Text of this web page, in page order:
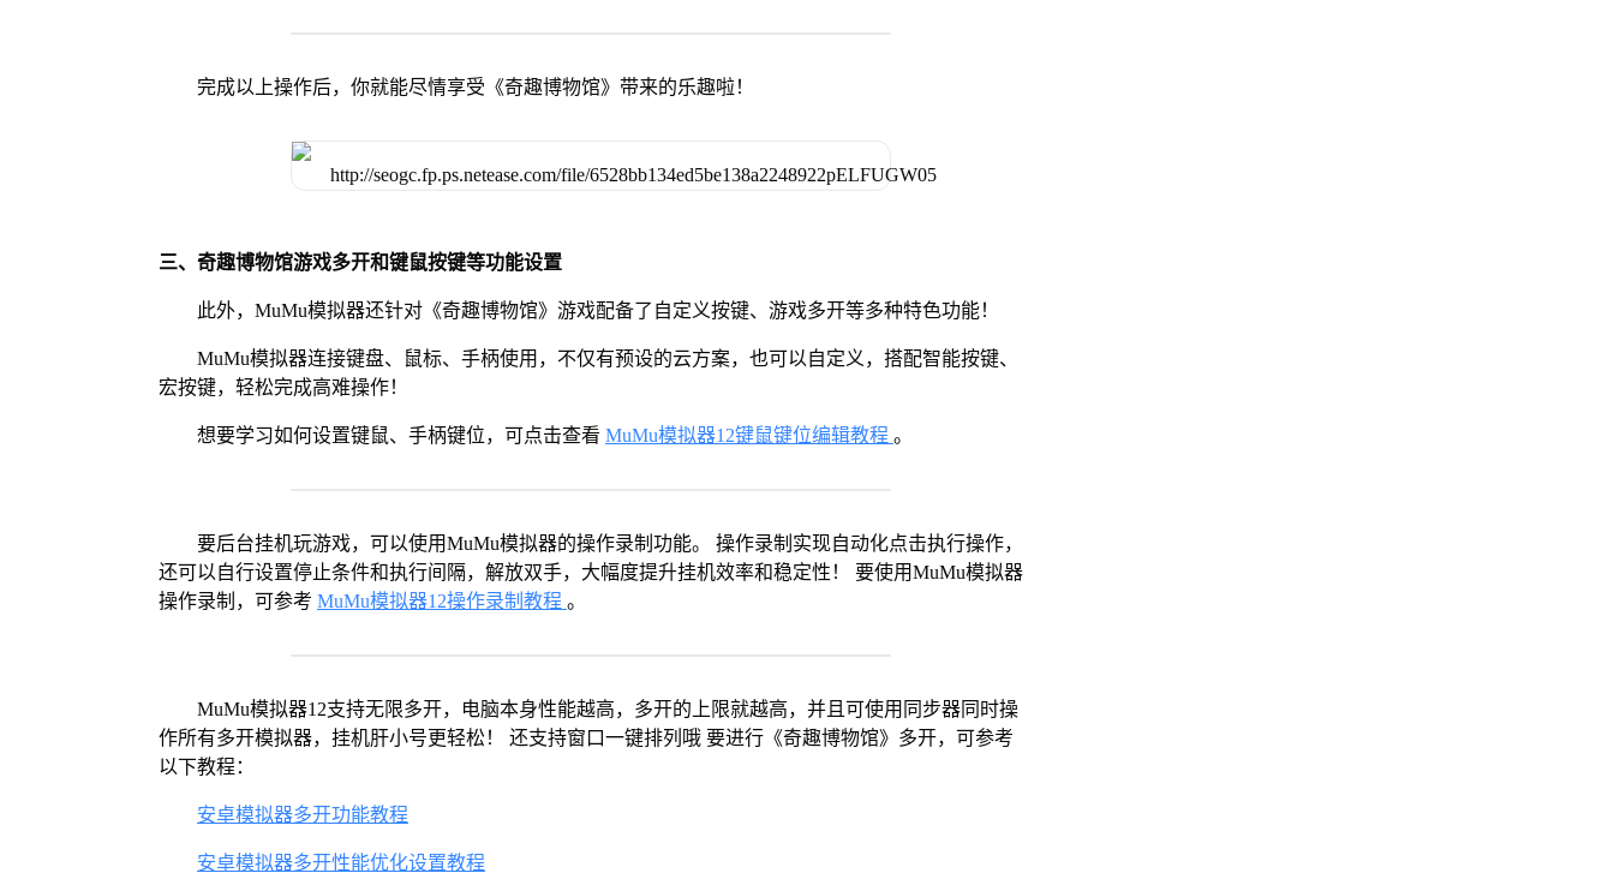
完成以上操作后，你就能尽情享受《奇趣博物馆》带来的乐趣啦！
三、奇趣博物馆游戏多开和键鼠按键等功能设置
此外，MuMu模拟器还针对《奇趣博物馆》游戏配备了自定义按键、游戏多开等多种特色功能！
MuMu模拟器连接键盘、鼠标、手柄使用，不仅有预设的云方案，也可以自定义，搭配智能按键、
宏按键，轻松完成高难操作！
想要学习如何设置键鼠、手柄键位，可点击查看 MuMu模拟器12键鼠键位编辑教程 。
要后台挂机玩游戏，可以使用MuMu模拟器的操作录制功能。 操作录制实现自动化点击执行操作，
还可以自行设置停止条件和执行间隔，解放双手，大幅度提升挂机效率和稳定性！ 要使用MuMu模拟器
操作录制，可参考 MuMu模拟器12操作录制教程 。
MuMu模拟器12支持无限多开，电脑本身性能越高，多开的上限就越高，并且可使用同步器同时操
作所有多开模拟器，挂机肝小号更轻松！ 还支持窗口一键排列哦 要进行《奇趣博物馆》多开，可参考
以下教程：
安卓模拟器多开功能教程
安卓模拟器多开性能优化设置教程